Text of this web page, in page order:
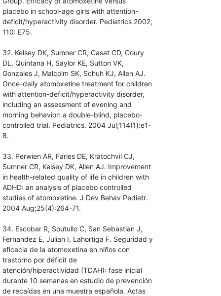
placebo in school-age girls with attention-
deficit/hyperactivity disorder. Pediatrics 2002;
110: E75.
32. Kelsey DK, Sumner CR, Casat CD, Coury
DL, Quintana H, Saylor KE, Sutton VK,
Gonzales J, Malcolm SK, Schuh KJ, Allen AJ.
Once-daily atomoxetine treatment for children
with attention-deficit/hyperactivity disorder,
including an assessment of evening and
morning behavior: a double-blind, placebo-
controlled trial. Pediatrics. 2004 Jul;114(1):e1-
8.
33. Perwien AR, Faries DE, Kratochvil CJ,
Sumner CR, Kelsey DK, Allen AJ. Improvement
in health-related quality of life in children with
ADHD: an analysis of placebo controlled
studies of atomoxetine. J Dev Behav Pediatr.
2004 Aug;25(4):264-71.
34. Escobar R, Soutullo C, San Sebastian J,
Fernandez E, Julian I, Lahortiga F. Seguridad y
eficacia de la atomoxetina en niños con
trastorno por déficit de
atención/hiperactividad (TDAH): fase inicial
durante 10 semanas en estudio de prevención
de recaídas en una muestra española. Actas